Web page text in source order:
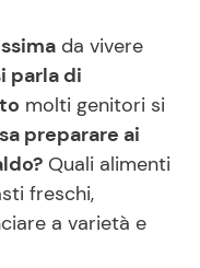
in TV
Piatti
Facili e Veloci
da vivere
parla di
molti genitori si
preparare ai
Quali alimenti
freschi,
a varietà e